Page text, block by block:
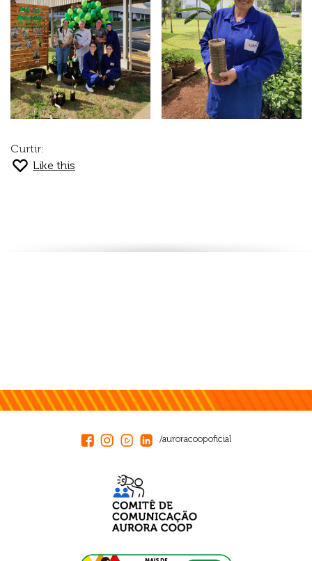
Curtir:
Like this
/auroracoopoficial